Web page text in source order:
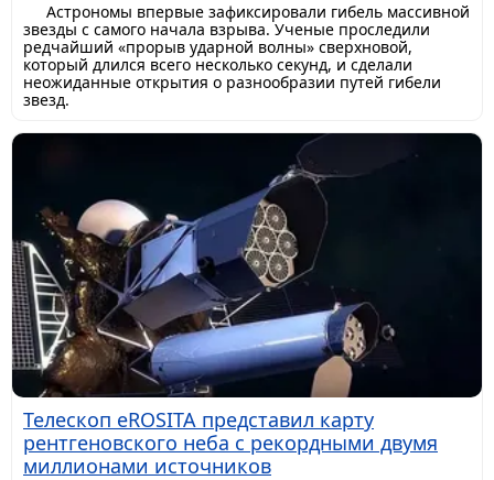
Астрономы впервые зафиксировали гибель массивной
звезды с самого начала взрыва. Ученые проследили
редчайший «прорыв ударной волны» сверхновой,
который длился всего несколько секунд, и сделали
неожиданные открытия о разнообразии путей гибели
звезд.
Телескоп eROSITA представил карту
рентгеновского неба с рекордными двумя
миллионами источников